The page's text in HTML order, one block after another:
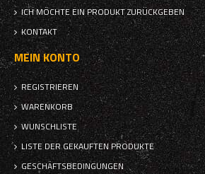
ICH MÖCHTE EIN PRODUKT ZURÜCKGEBEN
KONTAKT
MEIN KONTO
REGISTRIEREN
WARENKORB
WUNSCHLISTE
LISTE DER GEKAUFTEN PRODUKTE
GESCHÄFTSBEDINGUNGEN